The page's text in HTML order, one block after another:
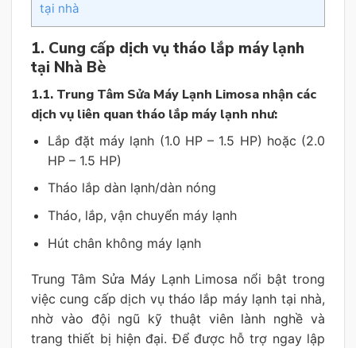
tại nhà
1. Cung cấp dịch vụ tháo lắp máy lạnh
tại Nhà Bè
1.1. Trung Tâm Sửa Máy Lạnh Limosa nhận các
dịch vụ liên quan tháo lắp máy lạnh như:
Lắp đặt máy lạnh (1.0 HP – 1.5 HP) hoặc (2.0
HP – 1.5 HP)
Tháo lắp dàn lạnh/dàn nóng
Tháo, lắp, vận chuyển máy lạnh
Hút chân không máy lạnh
Trung Tâm Sửa Máy Lạnh Limosa nổi bật trong
việc cung cấp dịch vụ tháo lắp máy lạnh tại nhà,
nhờ vào đội ngũ kỹ thuật viên lành nghề và
trang thiết bị hiện đại. Để được hỗ trợ ngay lập